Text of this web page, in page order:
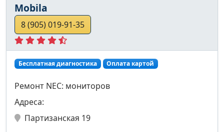
Mobila
8 (905) 019-91-35
Бесплатная диагностика Оплата картой
Ремонт NEC: мониторов
Адреса:
Партизанская 19